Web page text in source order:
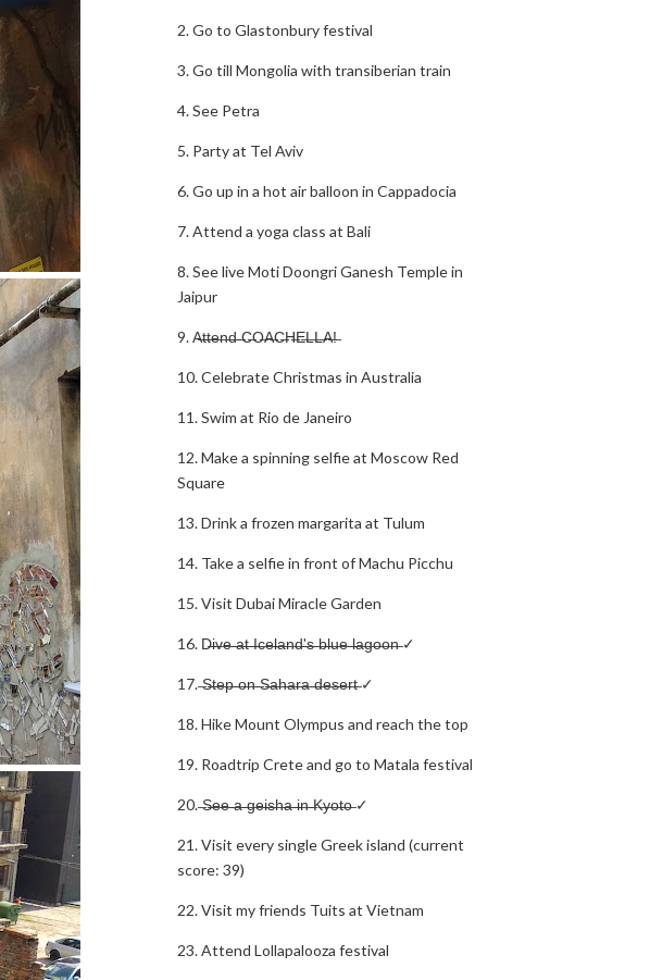
2. Go to Glastonbury festival
3. Go till Mongolia with transiberian train
4. See Petra
5. Party at Tel Aviv
6. Go up in a hot air balloon in Cappadocia
7. Attend a yoga class at Bali
8. See live Moti Doongri Ganesh Temple in
Jaipur
9. A̶t̶t̶e̶n̶d̶ ̶C̶O̶A̶C̶H̶E̶L̶L̶A̶!̶
10. Celebrate Christmas in Australia
11. Swim at Rio de Janeiro
12. Make a spinning selfie at Moscow Red
Square
13. Drink a frozen margarita at Tulum
14. Take a selfie in front of Machu Picchu
15. Visit Dubai Miracle Garden
16. D̶i̶v̶e̶ ̶a̶t̶ ̶I̶c̶e̶l̶a̶n̶d̶'̶s̶ ̶b̶l̶u̶e̶ ̶l̶a̶g̶o̶o̶n̶ ✓
17. ̶S̶t̶e̶p̶ ̶o̶n̶ ̶S̶a̶h̶a̶r̶a̶ ̶d̶e̶s̶e̶r̶t̶ ✓
18. Hike Mount Olympus and reach the top
19. Roadtrip Crete and go to Matala festival
20. ̶S̶e̶e̶ ̶a̶ ̶g̶e̶i̶s̶h̶a̶ ̶i̶n̶ ̶K̶y̶o̶t̶o̶ ✓
21. Visit every single Greek island (current
score: 39)
22. Visit my friends Tuits at Vietnam
23. Attend Lollapalooza festival